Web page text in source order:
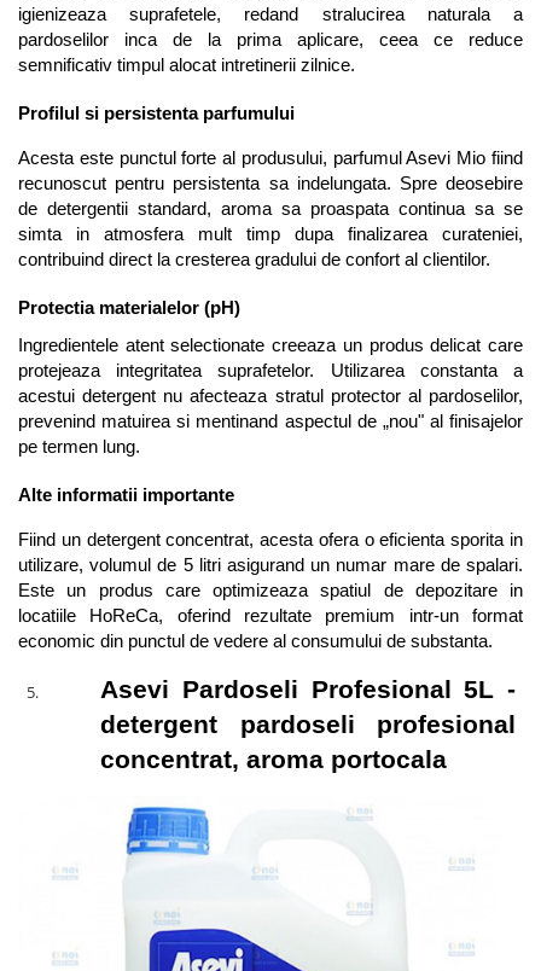
igienizeaza suprafetele, redand stralucirea naturala a
pardoselilor inca de la prima aplicare, ceea ce reduce
semnificativ timpul alocat intretinerii zilnice.
Profilul si persistenta parfumului
Acesta este punctul forte al produsului, parfumul Asevi Mio fiind
recunoscut pentru persistenta sa indelungata. Spre deosebire
de detergentii standard, aroma sa proaspata continua sa se
simta in atmosfera mult timp dupa finalizarea curateniei,
contribuind direct la cresterea gradului de confort al clientilor.
Protectia materialelor (pH)
Ingredientele atent selectionate creeaza un produs delicat care
protejeaza integritatea suprafetelor. Utilizarea constanta a
acestui detergent nu afecteaza stratul protector al pardoselilor,
prevenind matuirea si mentinand aspectul de „nou" al finisajelor
pe termen lung.
Alte informatii importante
Fiind un detergent concentrat, acesta ofera o eficienta sporita in
utilizare, volumul de 5 litri asigurand un numar mare de spalari.
Este un produs care optimizeaza spatiul de depozitare in
locatiile HoReCa, oferind rezultate premium intr-un format
economic din punctul de vedere al consumului de substanta.
Asevi Pardoseli Profesional 5L -
detergent pardoseli profesional
concentrat, aroma portocala